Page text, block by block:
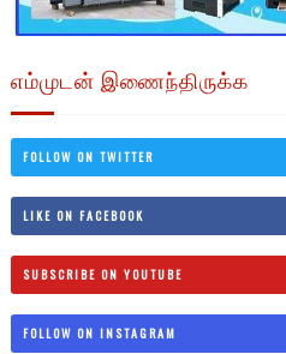
எம்முடன் இணைந்திருக்க
FOLLOW ON TWITTER
LIKE ON FACEBOOK
SUBSCRIBE ON YOUTUBE
FOLLOW ON INSTAGRAM